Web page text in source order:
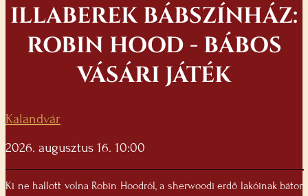
ILLABEREK BÁBSZÍNHÁZ:
ROBIN HOOD - BÁBOS
VÁSÁRI JÁTÉK
Kalandvár
2026. augusztus 16. 10:00
Ki ne hallott volna Robin Hoodról, a sherwoodi erdő lakóinak bátor